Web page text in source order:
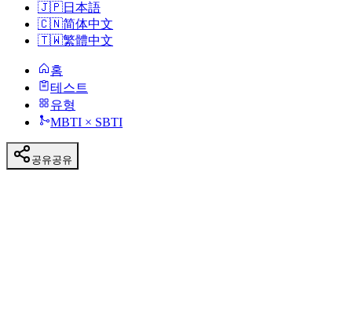
🇯🇵日本語
🇨🇳简体中文
🇹🇼繁體中文
홈
테스트
유형
MBTI × SBTI
공유공유